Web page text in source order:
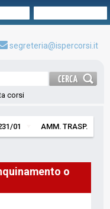
segreteria@ispercorsi.it
corsi
01 AMM. TRASP.
o